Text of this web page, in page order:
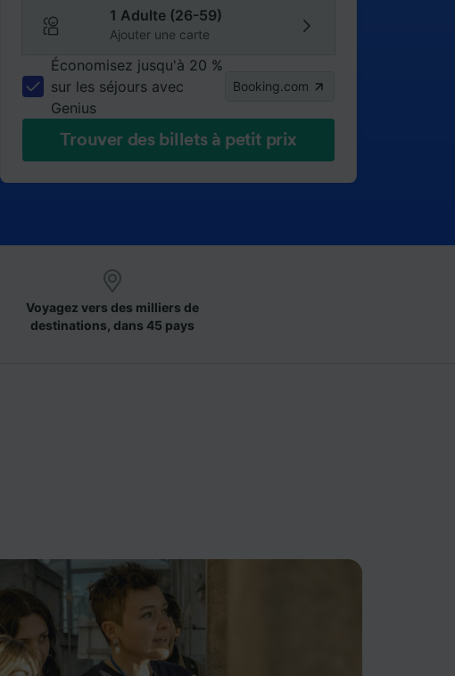
1 Adulte (26-59)
Ajouter une carte
Économisez jusqu'à 20 %
sur les séjours avec
Genius
Booking.com
Trouver des billets à petit prix
Voyagez vers des milliers de
destinations, dans 45 pays